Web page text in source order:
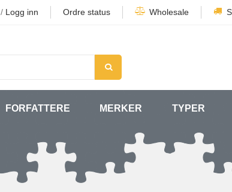
/ Logg inn Ordre status Wholesale
FORFATTERE MERKER TYPER